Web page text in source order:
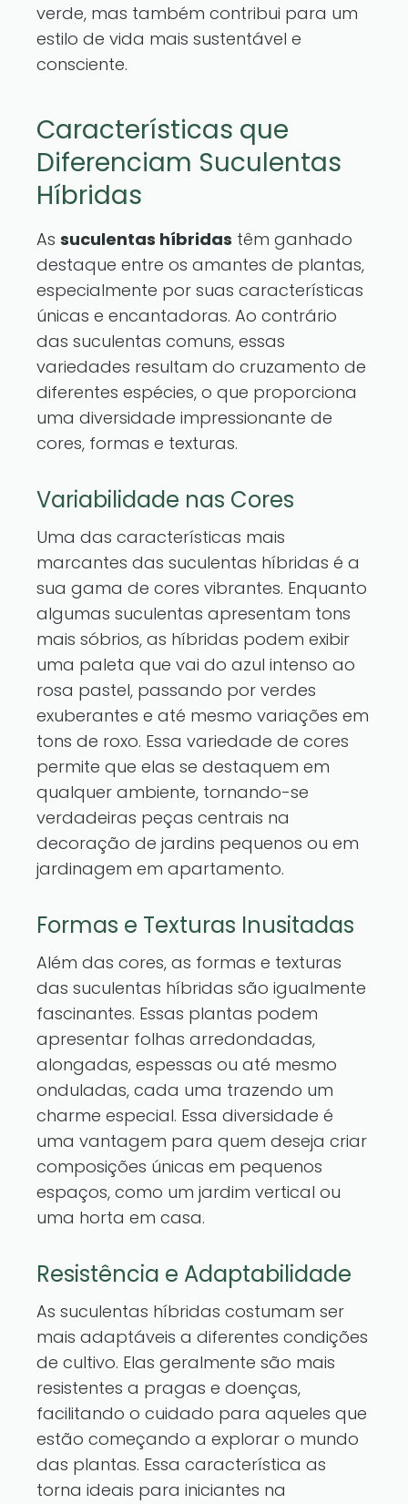
verde, mas também contribui para um
estilo de vida mais sustentável e
consciente.
Características que
Diferenciam Suculentas
Híbridas
As suculentas híbridas têm ganhado
destaque entre os amantes de plantas,
especialmente por suas características
únicas e encantadoras. Ao contrário
das suculentas comuns, essas
variedades resultam do cruzamento de
diferentes espécies, o que proporciona
uma diversidade impressionante de
cores, formas e texturas.
Variabilidade nas Cores
Uma das características mais
marcantes das suculentas híbridas é a
sua gama de cores vibrantes. Enquanto
algumas suculentas apresentam tons
mais sóbrios, as híbridas podem exibir
uma paleta que vai do azul intenso ao
rosa pastel, passando por verdes
exuberantes e até mesmo variações em
tons de roxo. Essa variedade de cores
permite que elas se destaquem em
qualquer ambiente, tornando-se
verdadeiras peças centrais na
decoração de jardins pequenos ou em
jardinagem em apartamento.
Formas e Texturas Inusitadas
Além das cores, as formas e texturas
das suculentas híbridas são igualmente
fascinantes. Essas plantas podem
apresentar folhas arredondadas,
alongadas, espessas ou até mesmo
onduladas, cada uma trazendo um
charme especial. Essa diversidade é
uma vantagem para quem deseja criar
composições únicas em pequenos
espaços, como um jardim vertical ou
uma horta em casa.
Resistência e Adaptabilidade
As suculentas híbridas costumam ser
mais adaptáveis a diferentes condições
de cultivo. Elas geralmente são mais
resistentes a pragas e doenças,
facilitando o cuidado para aqueles que
estão começando a explorar o mundo
das plantas. Essa característica as
torna ideais para iniciantes na